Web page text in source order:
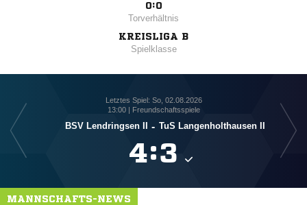
0:0
Torverhältnis
KREISLIGA B
Spielklasse
Letztes Spiel: So, 02.08.2026
13:00 | Freundschaftsspiele
BSV Lendringsen II - TuS Langenholthausen II
:
MANNSCHAFTS-NEWS